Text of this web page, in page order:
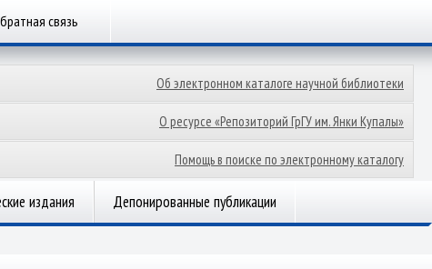
связь
Об электронном каталоге научной библиотеки
О ресурсе «Репозиторий ГрГУ им. Янки Купалы»
Помощь в поиске по электронному каталогу
издания Депонированные публикации